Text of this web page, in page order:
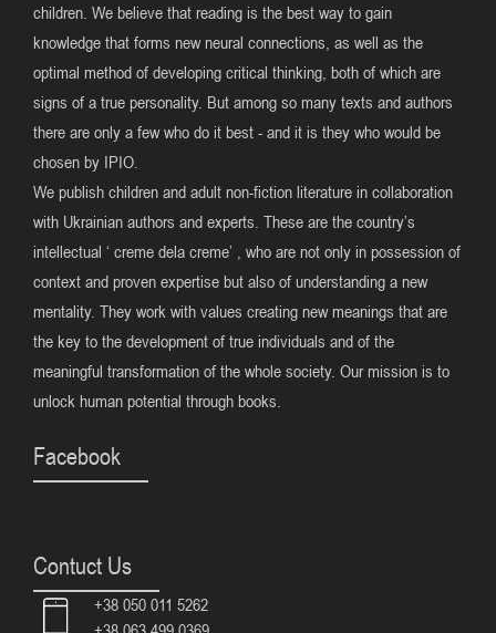
children. We believe that reading is the best way to gain
knowledge that forms new neural connections, as well as the
optimal method of developing critical thinking, both of which are
signs of a true personality. But among so many texts and authors
there are only a few who do it best - and it is they who would be
chosen by IPIO.
We publish children and adult non-fiction literature in collaboration
with Ukrainian authors and experts. These are the country’s
intellectual ‘ creme dela creme’ , who are not only in possession of
context and proven expertise but also of understanding a new
mentality. They work with values creating new meanings that are
the key to the development of true individuals and of the
meaningful transformation of the whole society. Our mission is to
unlock human potential through books.
Facebook
Contuct Us
+38 050 011 5262